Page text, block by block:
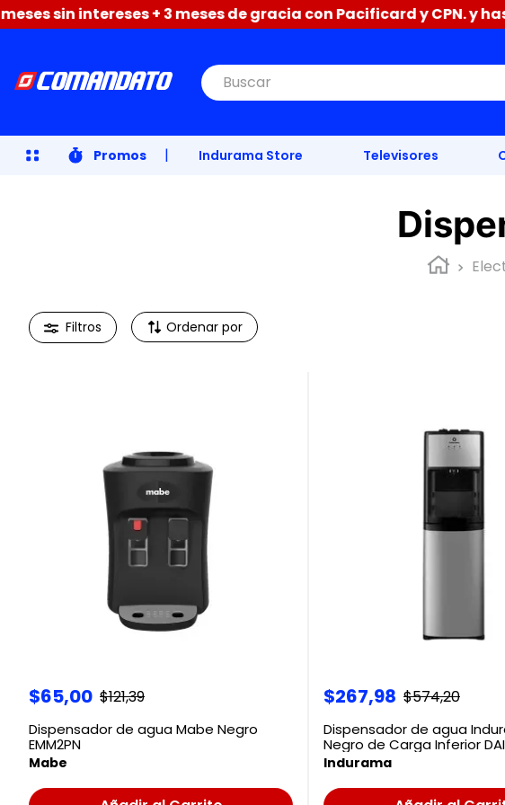
sin intereses + 3 meses de gracia con Pacificard y CPN. y
Buscar
Promos | Indurama Store Televisores
Ordenar por
$65,00 $121,39
Dispensador de agua Mabe Negro
EMM2PN
Mabe
$267,98 $574,20
Dispensador de agua
Negro de Carga Inferior
Indurama